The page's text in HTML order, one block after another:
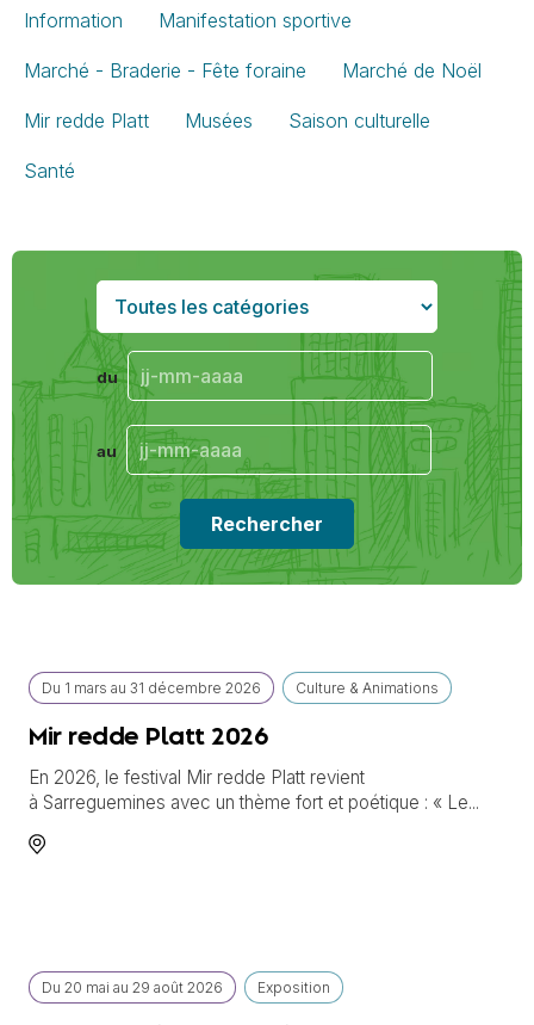
Information Manifestation sportive
Marché - Braderie - Fête foraine Marché de Noël
Mir redde Platt Musées Saison culturelle
Santé
du
au
Du 1 mars au 31 décembre 2026 Culture & Animations
Mir redde Platt 2026
En 2026, le festival Mir redde Platt revient
à Sarreguemines avec un thème fort et poétique : « Le...
Du 20 mai au 29 août 2026 Exposition